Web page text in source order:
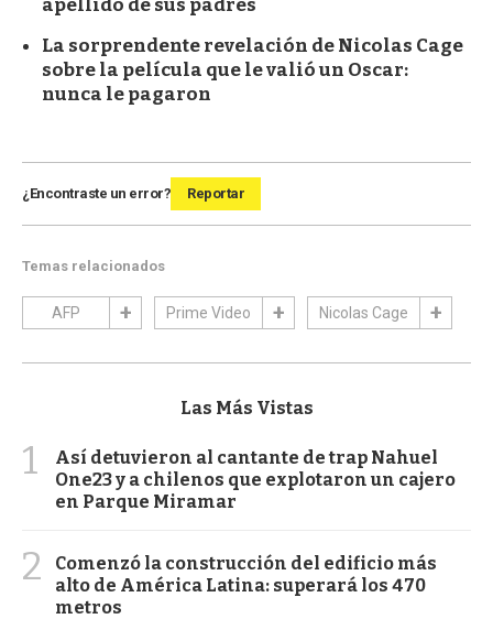
La sorprendente revelación de Nicolas Cage
sobre la película que le valió un Oscar:
nunca le pagaron
¿Encontraste un error? Reportar
Temas relacionados
AFP Prime Video Nicolas Cage
Las Más Vistas
1
Así detuvieron al cantante de trap Nahuel
One23 y a chilenos que explotaron un cajero
en Parque Miramar
2
Comenzó la construcción del edificio más
alto de América Latina: superará los 470
metros